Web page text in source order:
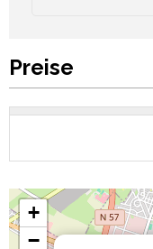
Preise
+
−